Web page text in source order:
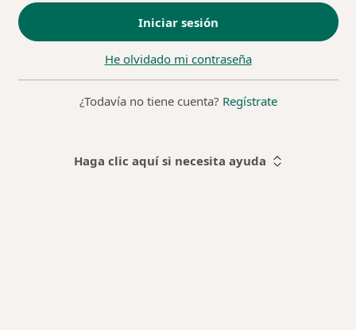
Iniciar sesión
He olvidado mi contraseña
¿Todavía no tiene cuenta? Regístrate
Haga clic aquí si necesita ayuda